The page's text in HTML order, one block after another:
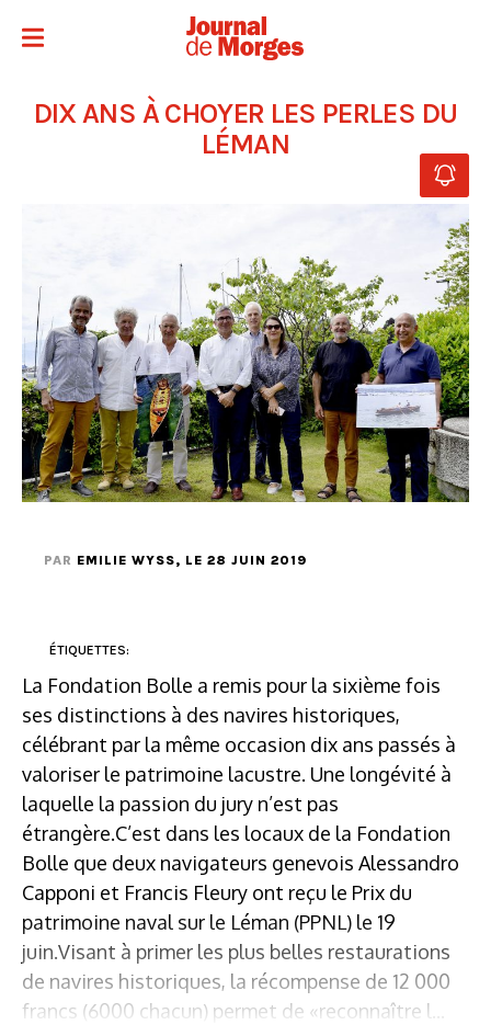
DIX ANS À CHOYER LES PERLES DU
LÉMAN
PAR EMILIE WYSS, LE 28 JUIN 2019
ÉTIQUETTES:
La Fondation Bolle a remis pour la sixième fois
ses distinctions à des navires historiques,
célébrant par la même occasion dix ans passés à
valoriser le patrimoine lacustre. Une longévité à
laquelle la passion du jury n’est pas
étrangère.C’est dans les locaux de la Fondation
Bolle que deux navigateurs genevois Alessandro
Capponi et Francis Fleury ont reçu le Prix du
patrimoine naval sur le Léman (PPNL) le 19
juin.Visant à primer les plus belles restaurations
de navires historiques, la récompense de 12 000
francs (6000 chacun) permet de «reconnaître l...